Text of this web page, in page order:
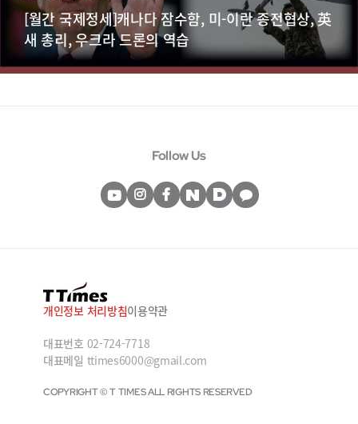
[월간 국제정세]캐나다 잠수함, 미-이란 종전협상, 英
새 총리, 우크라 드론의 역습
Follow Us
개인정보 처리방침이용약관
대표번호 02-724-7718
대표메일 ttimes6000@gmail.com
COPYRIGHT © T TIMES ALL RIGHTS RESERVED